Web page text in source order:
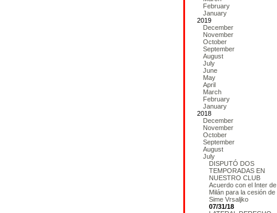
February
January
2019
December
November
October
September
August
July
June
May
April
March
February
January
2018
December
November
October
September
August
July
DISPUTÓ DOS
TEMPORADAS EN
NUESTRO CLUB
Acuerdo con el Inter de
Milán para la cesión de
Sime Vrsaljko
07/31/18